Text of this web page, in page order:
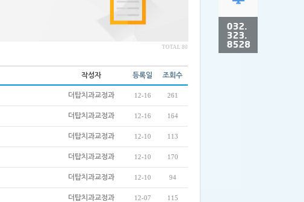
TOTAL 80
작성자 등록일 조회수
더탑치과교정과 12-16 261
더탑치과교정과 12-16 164
더탑치과교정과 12-10 113
더탑치과교정과 12-10 170
더탑치과교정과 12-10 94
더탑치과교정과 12-07 115